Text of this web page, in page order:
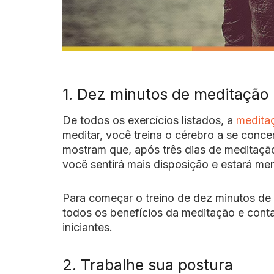
1. Dez minutos de meditação
De todos os exercícios listados, a
meditar, você treina o cérebro a se
mostram que, após três dias de
você sentirá mais disposição e estará
Para começar o treino de dez minutos
todos os benefícios da meditação e
iniciantes.
2. Trabalhe sua postura